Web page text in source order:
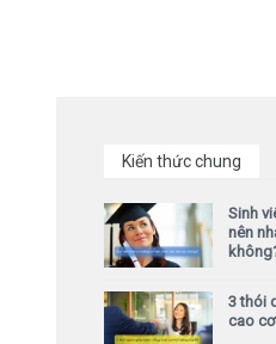
Kiến thức chung
Sinh
nên
3 thói
cao